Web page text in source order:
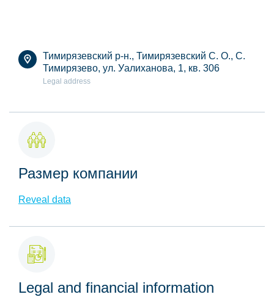
Тимирязевский р-н., Тимирязевский С. О., С.
Тимирязево, ул. Уалиханова, 1, кв. 306
Legal address
Размер компании
Reveal data
Legal and financial information